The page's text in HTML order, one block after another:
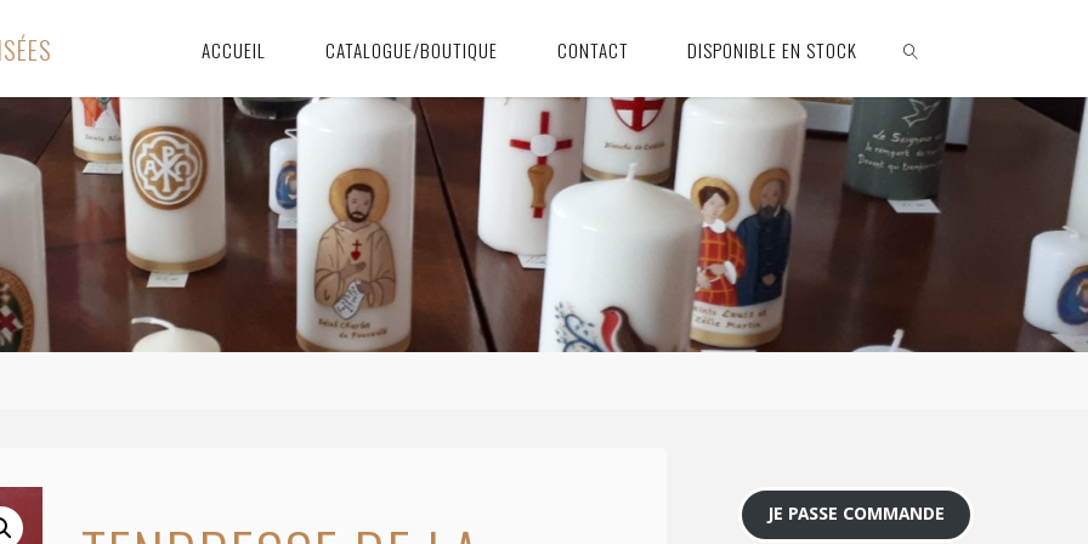
ISÉES ACCUEIL CATALOGUE/BOUTIQUE CONTACT DISPONIBLE EN STOCK
SEARCH
JE PASSE COMMANDE